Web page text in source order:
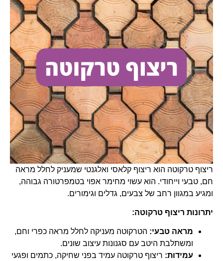
ריצוף טרקוטה הוא ריצוף קלאסי ואלגנטי שמעניק לחלל מראה
חם, טבעי וייחודי. הוא עשוי מחימר אפוי בטמפרטורה גבוהה,
ומגיע במגוון רחב של צבעים, גדלים וגימורים.
יתרונות ריצוף טרקוטה:
מראה טבעי: הטרקוטה מעניקה לחלל מראה כפרי וחם,
ומשתלבת היטב עם סגנונות עיצוב שונים.
עמידות: ריצוף טרקוטה עמיד בפני שחיקה, כתמים ופגעי